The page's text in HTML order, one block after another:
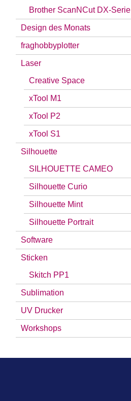
Brother ScanNCut DX-Serie
Design des Monats
fraghobbyplotter
Laser
Creative Space
xTool M1
xTool P2
xTool S1
Silhouette
SILHOUETTE CAMEO
Silhouette Curio
Silhouette Mint
Silhouette Portrait
Software
Sticken
Skitch PP1
Sublimation
UV Drucker
Workshops